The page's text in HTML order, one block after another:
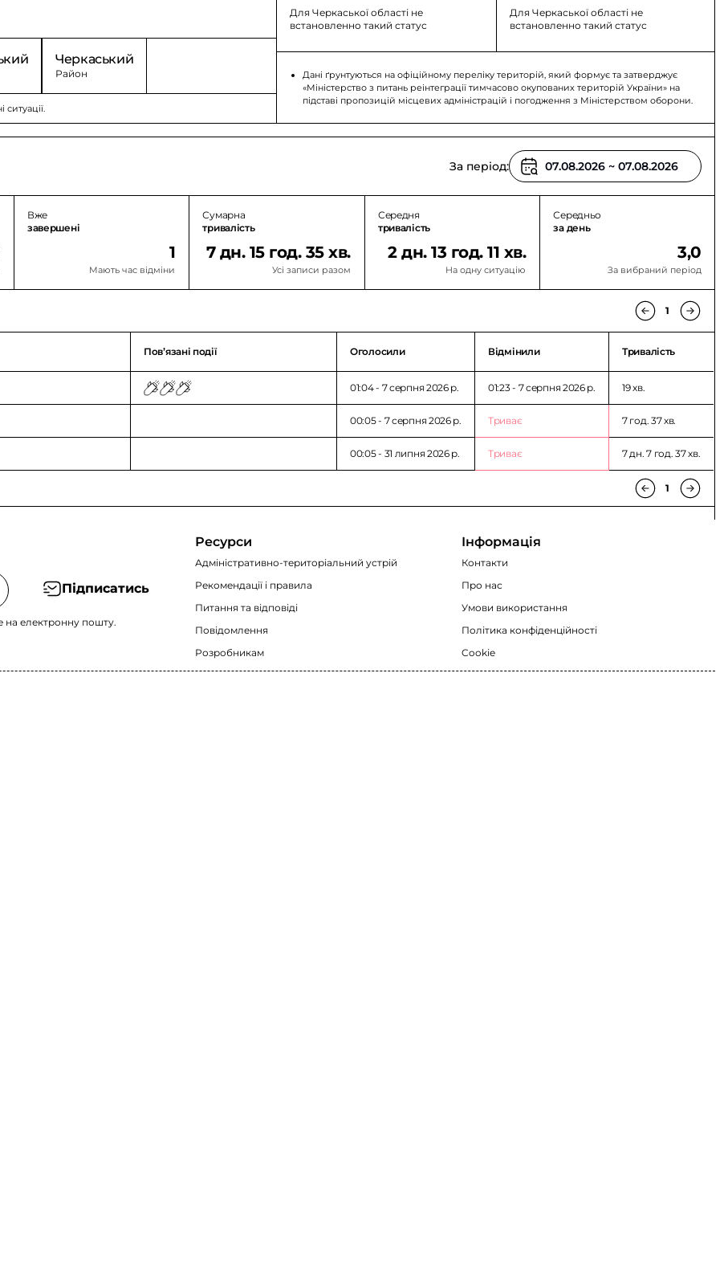
Черкаський
Район
Для Черкаської області не
встановленно такий статус
Для Черкаської області не
встановленно такий статус
Дані ґрунтуються на офіційному переліку територій, який формує та затверджує
«Міністерство з питань реінтеграції тимчасово окупованих територій України» на
підставі пропозицій місцевих адміністрацій і погодження з Міністерством оборони.
За період:
Вже
завершені
1
Мають час відміни
Сумарна
тривалість
7 дн. 15 год. 35 хв.
Усі записи разом
Середня
тривалість
2 дн. 13 год. 11 хв.
На одну ситуацію
Середньо
за день
3,0
За вибраний період
1
Повʼязані події Оголосили Відмінили Тривалість
01:04 - 7 серпня 2026 p. 01:23 - 7 серпня 2026 p. 19 хв.
00:05 - 7 серпня 2026 p. Триває 7 год. 37 хв.
00:05 - 31 липня 2026 p. Триває 7 дн. 7 год. 37 хв.
1
Підписатись
на електронну пошту.
Ресурси
Адміністративно-територіальний устрій
Рекомендації i правила
Питання та відповіді
Повідомлення
Розробникам
Інформація
Контакти
Про нас
Умови використання
Політика конфіденційності
Cookie